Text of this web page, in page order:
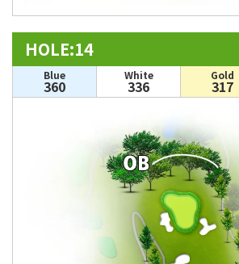
HOLE:14
Blue
360
White
336
Gold
317